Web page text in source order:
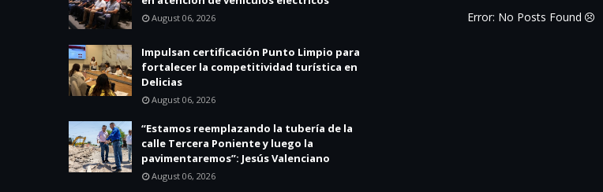
August 06, 2026
Impulsan certificación Punto Limpio para
fortalecer la competitividad turística en
Delicias
August 06, 2026
“Estamos reemplazando la tubería de la
calle Tercera Poniente y luego la
pavimentaremos”: Jesús Valenciano
August 06, 2026
Error: No Posts Found